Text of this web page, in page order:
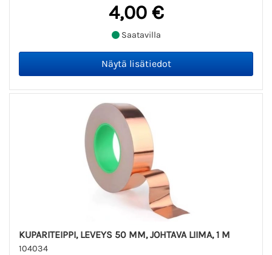
4,00 €
Saatavilla
KUPARITEIPPI, LEVEYS 50 MM, JOHTAVA LIIMA, 1 M
104034